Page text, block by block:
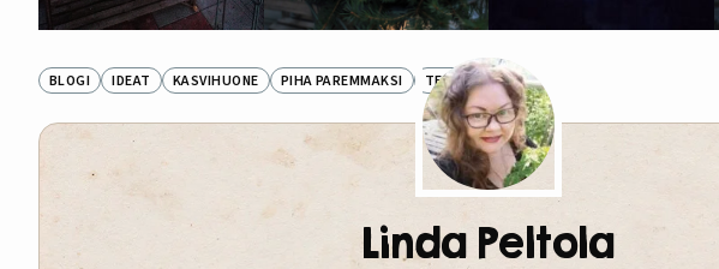
BLOGI IDEAT KASVIHUONE PIHA PAREMMAKSI TEE ITSE
Linda Peltola